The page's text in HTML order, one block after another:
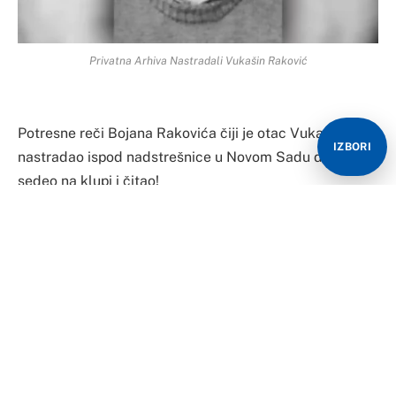
Privatna Arhiva Nastradali Vukašin Raković
Potresne reči Bojana Rakovića čiji je otac Vukašin
nastradao ispod nadstrešnice u Novom Sadu dok je
sedeo na klupi i čitao!
IZBORI